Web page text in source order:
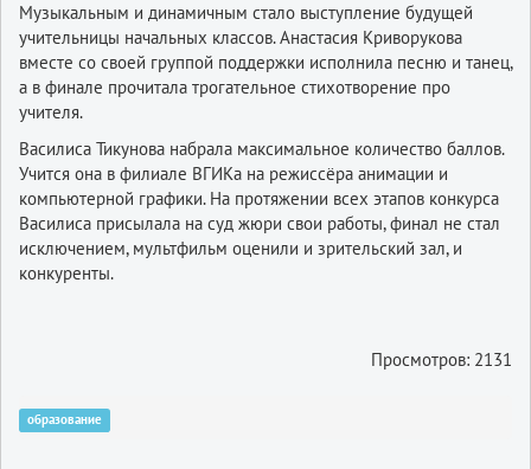
Музыкальным и динамичным стало выступление будущей
учительницы начальных классов. Анастасия Криворукова
вместе со своей группой поддержки исполнила песню и танец,
а в финале прочитала трогательное стихотворение про
учителя.
Василиса Тикунова набрала максимальное количество баллов.
Учится она в филиале ВГИКа на режиссёра анимации и
компьютерной графики. На протяжении всех этапов конкурса
Василиса присылала на суд жюри свои работы, финал не стал
исключением, мультфильм оценили и зрительский зал, и
конкуренты.
Просмотров: 2131
образование